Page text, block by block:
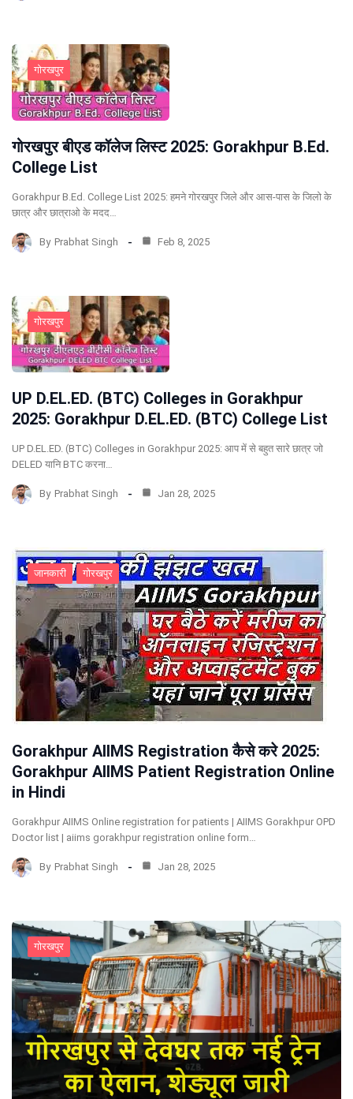
गोरखपुर
गोरखपुर बीएड कॉलेज लिस्ट 2025: Gorakhpur B.Ed.
College List
Gorakhpur B.Ed. College List 2025: हमने गोरखपुर जिले और आस-पास के जिलो के
छात्र और छात्राओ के मदद…
By Prabhat Singh Feb 8, 2025
गोरखपुर
UP D.EL.ED. (BTC) Colleges in Gorakhpur
2025: Gorakhpur D.EL.ED. (BTC) College List
UP D.EL.ED. (BTC) Colleges in Gorakhpur 2025: आप में से बहुत सारे छात्र जो
DELED यानि BTC करना…
By Prabhat Singh Jan 28, 2025
जानकारी गोरखपुर
Gorakhpur AIIMS Registration कैसे करे 2025:
Gorakhpur AIIMS Patient Registration Online
in Hindi
Gorakhpur AIIMS Online registration for patients | AIIMS Gorakhpur OPD
Doctor list | aiims gorakhpur registration online form…
By Prabhat Singh Jan 28, 2025
गोरखपुर